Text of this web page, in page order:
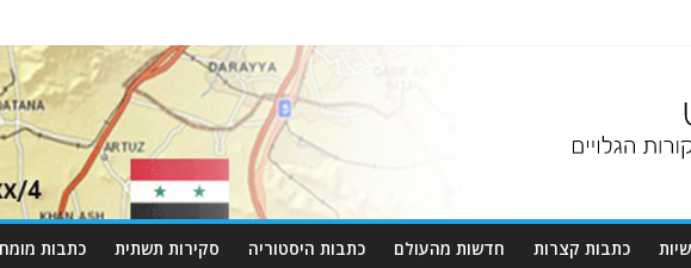
כתבות קצרות חדשות מהעולם כתבות היסטוריה סקירות תשתית כתבות